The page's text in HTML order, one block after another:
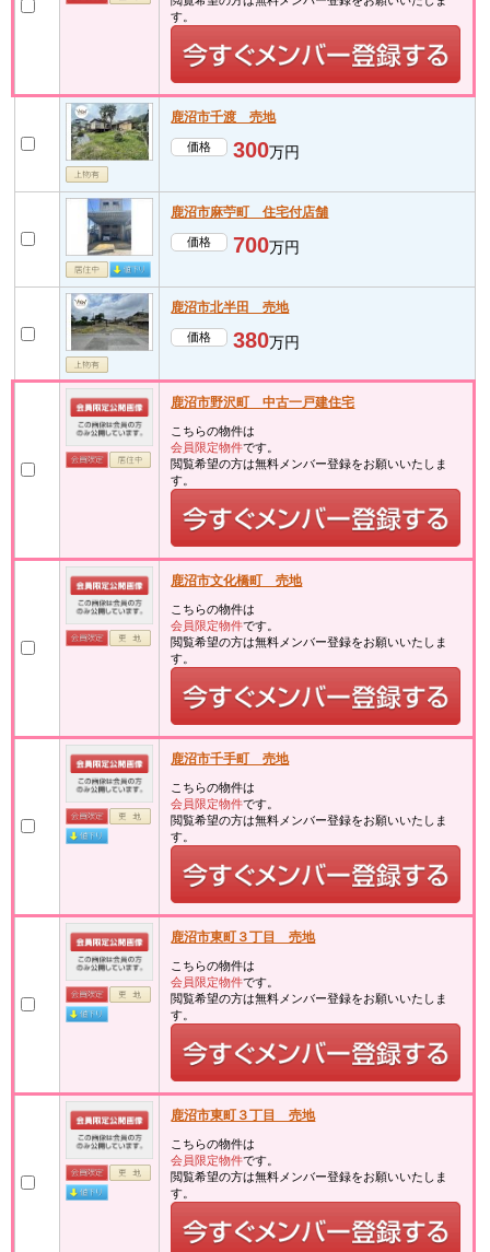
す。
鹿沼市千渡 売地
価格 300万円
鹿沼市麻苧町 住宅付店舗
価格 700万円
鹿沼市北半田 売地
価格 380万円
鹿沼市野沢町 中古一戸建住宅
こちらの物件は
会員限定物件です。
閲覧希望の方は無料メンバー登録をお願いいたしま
す。
鹿沼市文化橋町 売地
こちらの物件は
会員限定物件です。
閲覧希望の方は無料メンバー登録をお願いいたしま
す。
鹿沼市千手町 売地
こちらの物件は
会員限定物件です。
閲覧希望の方は無料メンバー登録をお願いいたしま
す。
鹿沼市東町３丁目 売地
こちらの物件は
会員限定物件です。
閲覧希望の方は無料メンバー登録をお願いいたしま
す。
鹿沼市東町３丁目 売地
こちらの物件は
会員限定物件です。
閲覧希望の方は無料メンバー登録をお願いいたしま
す。